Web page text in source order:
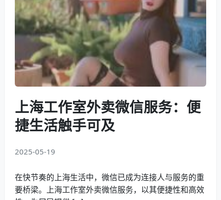
上海工作室外卖微信服务：便
捷生活触手可及
2025-05-19
在快节奏的上海生活中，微信已成为连接人与服务的重
要桥梁。上海工作室外卖微信服务，以其便捷性和高效